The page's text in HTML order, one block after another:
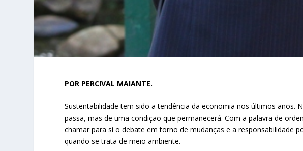
POR PERCIVAL MAIANTE.
Sustentabilidade tem sido a tendência da economia nos últimos anos.
passa, mas de uma condição que permanecerá. Com a palavra de
chamar para si o debate em torno de mudanças e a responsabilidade
quando se trata de meio ambiente.